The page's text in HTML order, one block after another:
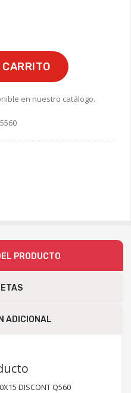
en nuestro catálogo.
PRODUCTO
ADICIONAL
DISCONT Q560